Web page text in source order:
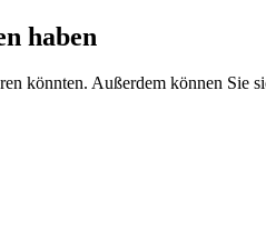
haben
könnten. Außerdem können